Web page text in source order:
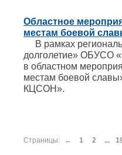
Областное
местам боевой
В рамках
долголетие» ОБУСО
в областном
местам боевой
КЦСОН».
Страницы: ← 1 2 ...